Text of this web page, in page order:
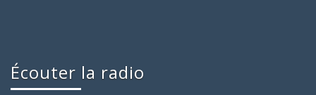
Écouter la radio